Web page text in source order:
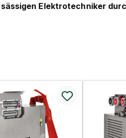
Elektrotechniker